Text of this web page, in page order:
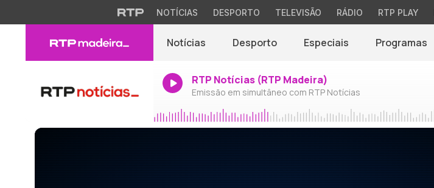
NOTÍCIAS DESPORTO TELEVISÃO RÁDIO RTP PLAY
Notícias Desporto Especiais Programas
RTP Notícias (RTP Madeira)
Emissão em simultâneo com RTP Notícias